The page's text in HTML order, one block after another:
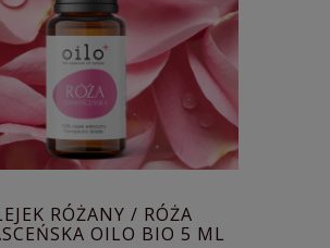
RÓŻANY / RÓŻA
OILO BIO 5 ML